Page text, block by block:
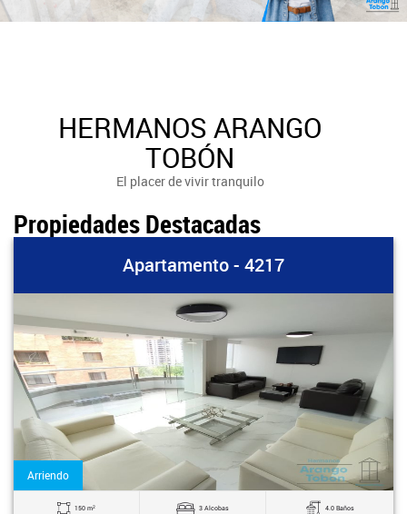
HERMANOS ARANGO
TOBÓN
El placer de vivir tranquilo
Propiedades Destacadas
Apartamento - 4217
Arriendo
150 m2 3 Alcobas 4.0 Baños